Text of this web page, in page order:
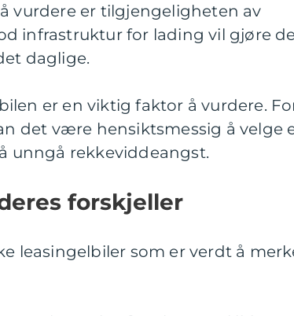
vurdere er tilgjengeligheten av
infrastruktur for lading vil gjøre
daglige.
er en viktig faktor å vurdere.
det være hensiktsmessig å velge
unngå rekkeviddeangst.
forskjeller
leasingelbiler som er verdt å